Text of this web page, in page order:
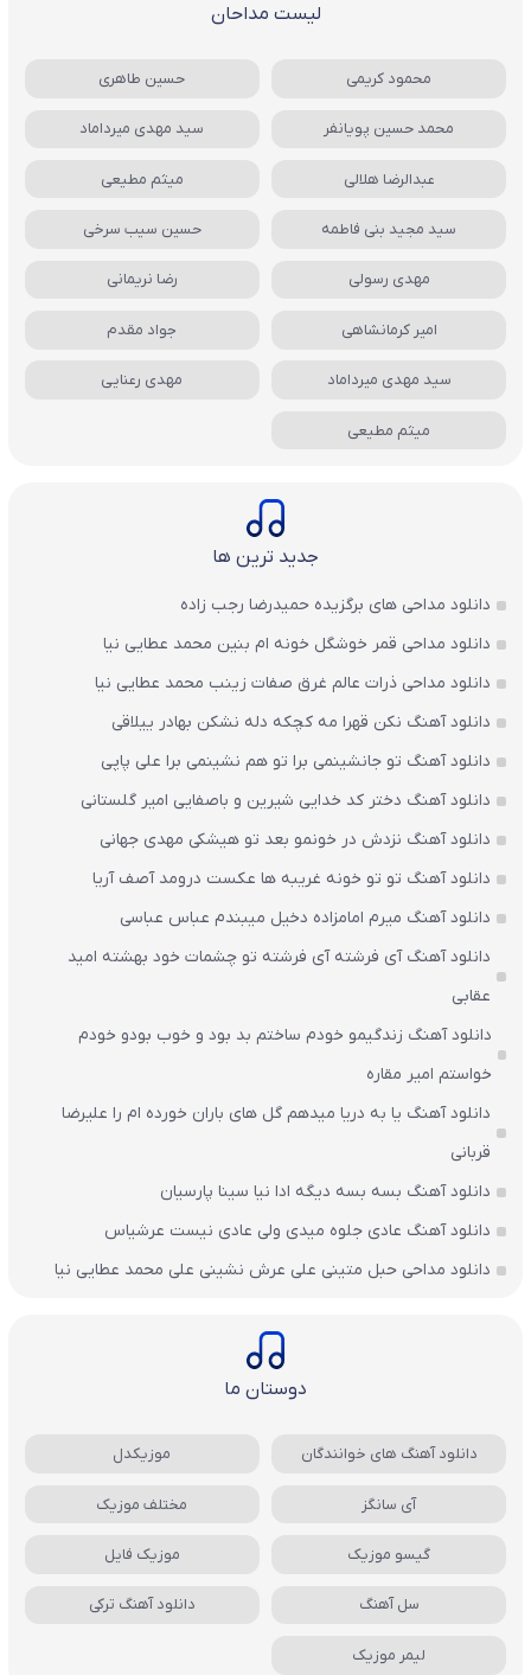
لیست مداحان
محمود کریمی حسین طاهری
محمد حسین پویانفر سید مهدی میرداماد
عبدالرضا هلالی میثم مطیعی
سید مجید بنی فاطمه حسین سیب سرخی
مهدی رسولی رضا نریمانی
امیر کرمانشاهی جواد مقدم
سید مهدی میرداماد مهدی رعنایی
میثم مطیعی
جدید ترین ها
دانلود مداحی های برگزیده حمیدرضا رجب زاده
دانلود مداحی قمر خوشگل خونه ام بنین محمد عطایی نیا
دانلود مداحی ذرات عالم غرق صفات زینب محمد عطایی نیا
دانلود آهنگ نکن قهرا مه کچکه دله نشکن بهادر ییلاقی
دانلود آهنگ تو جانشینمی برا تو هم نشینمی برا علی پاپی
دانلود آهنگ دختر کد خدایی شیرین و باصفایی امیر گلستانی
دانلود آهنگ نزدش در خونمو بعد تو هیشکی مهدی جهانی
دانلود آهنگ تو تو خونه غریبه ها عکست درومد آصف آریا
دانلود آهنگ میرم امامزاده دخیل میبندم عباس عباسی
دانلود آهنگ آی فرشته آی فرشته تو چشمات خود بهشته امید
عقابی
دانلود آهنگ زندگیمو خودم ساختم بد بود و خوب بودو خودم
خواستم امیر مقاره
دانلود آهنگ یا به دریا میدهم گل های باران‌ خورده ام را علیرضا
قربانی
دانلود آهنگ بسه بسه دیگه ادا نیا سینا پارسیان
دانلود آهنگ عادی جلوه میدی ولی عادی نیست عرشیاس
دانلود مداحی حبل متینی علی عرش نشینی علی محمد عطایی نیا
دوستان ما
دانلود آهنگ های خوانندگان موزیکدل
آی سانگز مختلف موزیک
گیسو موزیک موزیک فایل
سل آهنگ دانلود آهنگ ترکی
لیمر موزیک